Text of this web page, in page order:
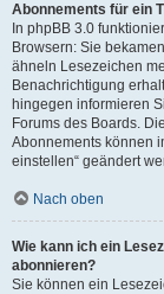
Abonnements für ein
In phpBB 3.0
Browsern: Sie
ähneln Lesezeichen
Benachrichtigung
hingegen informieren
Forums des Boards.
Abonnements können
einstellen“ geändert
Nach oben
Wie kann ich ein
abonnieren?
Sie können ein